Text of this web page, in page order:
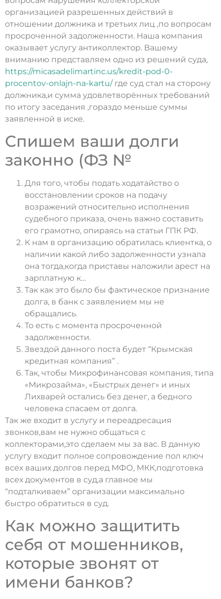
организацией разрешенных действий в
отношении должника и третьих лиц ,по вопросам
просроченной задолженности. Наша компания
оказывает услугу антиколлектор. Вашему
вниманию представляем одно из решений суда,
https://micasadelimartinc.us/kredit-pod-0-
procentov-onlajn-na-kartu/где суд стал на сторону
должника,и сумма удовлетворённых требований
по итогу заседания ,гораздо меньше суммы
заявленной в иске.
Спишем ваши долги
законно (ФЗ №
Для того, чтобы подать ходатайство о
восстановлении сроков на подачу
возражений относительно исполнения
судебного приказа, очень важно составить
его грамотно, опираясь на статьи ГПК РФ.
К нам в организацию обратилась клиентка, о
наличии какой либо задолженности узнала
она тогда,когда приставы наложили арест на
зарплатную к…
Так как это было бы фактическое признание
долга, в банк с заявлением мы не
обращались.
То есть с момента просроченной
задолженности.
Звездой данного поста будет “Крымская
кредитная компания” .
Так, чтобы Микрофинансовая компания, типа
«Микрозайма», «Быстрых денег» и иных
Лихварей остались без денег, а бедного
человека спасаем от долга.
Так же входит в услугу и переадресация
звонков,вам не нужно общаться с
коллекторами,это сделаем мы за вас. В данную
услугу входит полное сопровождение пол ключ
всех ваших долгов перед МФО, МКК,подготовка
всех документов в суд,а главное мы
“подталкиваем” организации максимально
быстро обратиться в суд.
Как можно защитить
себя от мошенников,
которые звонят от
имени банков?